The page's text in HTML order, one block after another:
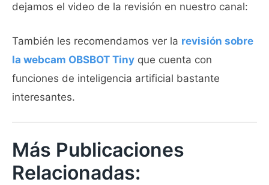
dejamos el video de la revisión en nuestro canal:
También les recomendamos ver la revisión sobre
la webcam OBSBOT Tiny que cuenta con
funciones de inteligencia artificial bastante
interesantes.
Más Publicaciones
Relacionadas: